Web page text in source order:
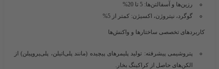
رزین‌ها و آسفالتن‌ها: 5 تا 20%
گوگرد، نیتروژن، اکسیژن: کمتر از 5%
کاربردهای تخصصی ساختارها و واکنش‌ها
پتروشیمی پیشرفته: تولید پلیمرهای پیچیده (مانند پلی‌اتیلن، پلی‌پروپیلن) از
الکن‌های حاصل از کراکینگ بخار.